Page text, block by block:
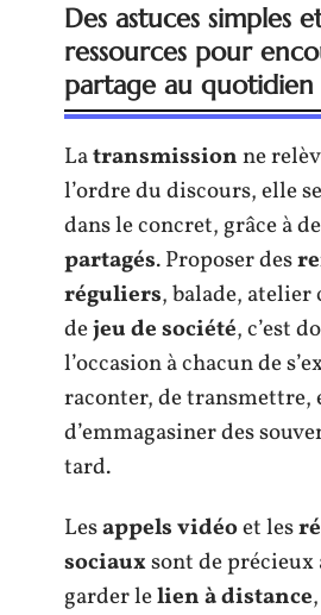
Des astuces simples
ressources pour
partage au quotidien
Latransmissionne
l’ordre du discours, elle
dans le concret, grâce à
partagés. Proposer des
réguliers, balade,
dejeu de société, c’est
l’occasion à chacun de
raconter, de transmettre,
d’emmagasiner des
tard.
Lesappels vidéoet les
sociauxsont de
garder lelien à distance